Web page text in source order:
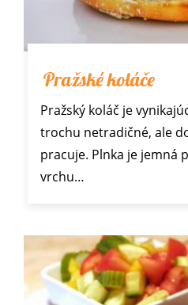
Pražské koláče
Pražský koláč je
trochu netradičné, ale
pracuje. Plnka je jemná
vrchu…